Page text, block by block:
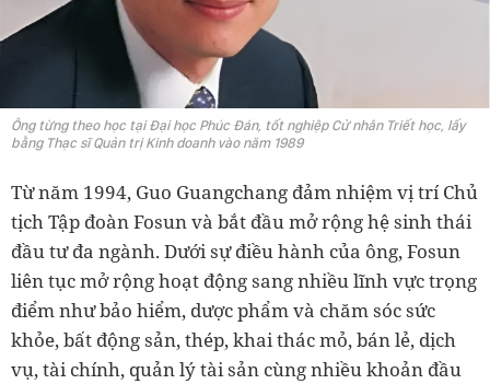
Ông từng theo học tại Đại học Phúc Đán, tốt nghiệp Cử nhân Triết học, lấy
bằng Thạc sĩ Quản trị Kinh doanh vào năm 1989
Từ năm 1994, Guo Guangchang đảm nhiệm vị trí Chủ
tịch Tập đoàn Fosun và bắt đầu mở rộng hệ sinh thái
đầu tư đa ngành. Dưới sự điều hành của ông, Fosun
liên tục mở rộng hoạt động sang nhiều lĩnh vực trọng
điểm như bảo hiểm, dược phẩm và chăm sóc sức
khỏe, bất động sản, thép, khai thác mỏ, bán lẻ, dịch
vụ, tài chính, quản lý tài sản cùng nhiều khoản đầu